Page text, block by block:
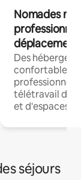
Nomades
déplacement
Des
confortables
professionnels
télétravail
et d'espaces
séjours